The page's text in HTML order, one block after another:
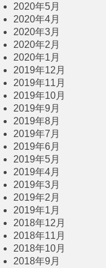
2020年5月
2020年4月
2020年3月
2020年2月
2020年1月
2019年12月
2019年11月
2019年10月
2019年9月
2019年8月
2019年7月
2019年6月
2019年5月
2019年4月
2019年3月
2019年2月
2019年1月
2018年12月
2018年11月
2018年10月
2018年9月